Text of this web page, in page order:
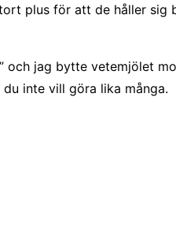
plus för att de håller sig
och jag bytte
inte vill göra lika många.